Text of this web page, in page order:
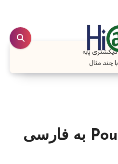
دیکشنری پایه
معنی کلمه Pour به فارسی